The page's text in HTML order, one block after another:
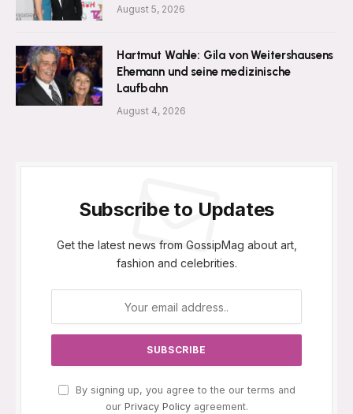
August 5, 2026
Hartmut Wahle: Gila von Weitershausens
Ehemann und seine medizinische
Laufbahn
August 4, 2026
Subscribe to Updates
Get the latest news from GossipMag about art,
fashion and celebrities.
By signing up, you agree to the our terms and
our Privacy Policyagreement.